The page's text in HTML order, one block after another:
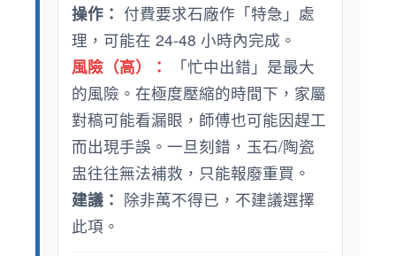
操作： 付費要求石廠作「特急」處
理，可能在 24-48 小時內完成。
風險（高）：
「忙中出錯」是最大
的風險。在極度壓縮的時間下，家屬
對稿可能看漏眼，師傅也可能因趕工
而出現手誤。一旦刻錯，玉石/陶瓷
盅往往無法補救，只能報廢重買。
建議： 除非萬不得已，不建議選擇
此項。